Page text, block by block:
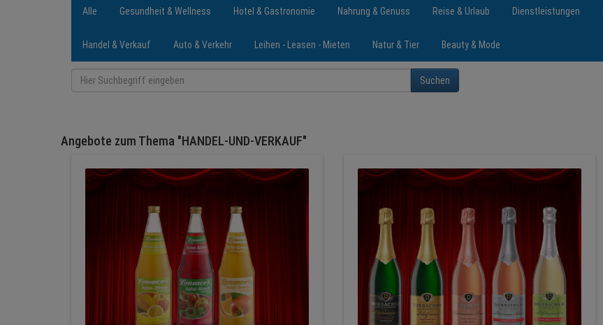
Alle Gesundheit & Wellness Hotel & Gastronomie Nahrung & Genuss Reise & Urlaub Dienstleistungen
Handel & Verkauf Auto & Verkehr Leihen - Leasen - Mieten Natur & Tier Beauty & Mode
Suchen
Angebote zum Thema "HANDEL-UND-VERKAUF"